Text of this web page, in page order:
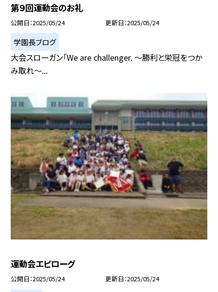
第９回運動会のお礼
公開日 2025/05/24 更新日 2025/05/24
学園長ブログ
大会スローガン「We are challenger. 〜勝利と栄冠をつか
み取れ〜...
運動会エピローグ
公開日 2025/05/24 更新日 2025/05/24